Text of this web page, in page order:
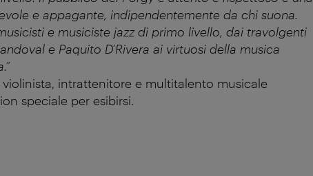
e appagante, indipendentemente da chi suona.
e musiciste jazz di primo livello, dai travolgenti
e Paquito D’Rivera ai virtuosi della musica
violinista, intrattenitore e multitalento musicale
speciale per esibirsi.